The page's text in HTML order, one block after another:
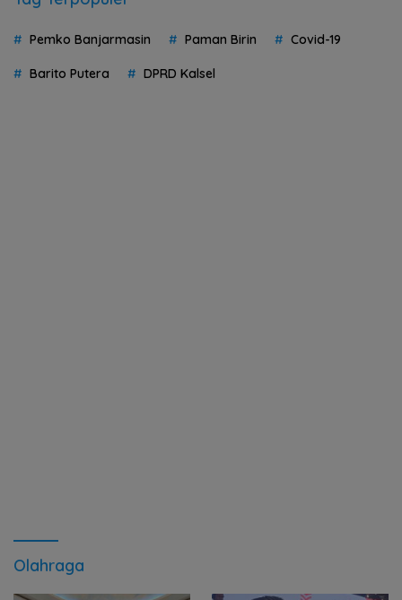
Pemko Banjarmasin Paman Birin Covid-19
Barito Putera DPRD Kalsel
Olahraga